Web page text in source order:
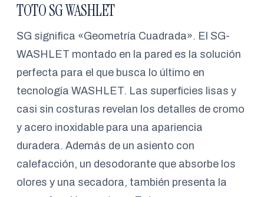
TOTO SG WASHLET
SG significa «Geometría Cuadrada». El SG-
WASHLET montado en la pared es la solución
perfecta para el que busca lo último en
tecnología WASHLET. Las superficies lisas y
casi sin costuras revelan los detalles de cromo
y acero inoxidable para una apariencia
duradera. Además de un asiento con
calefacción, un desodorante que absorbe los
olores y una secadora, también presenta la